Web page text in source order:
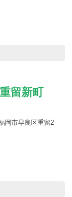
留新町
岡市早良区重留2-